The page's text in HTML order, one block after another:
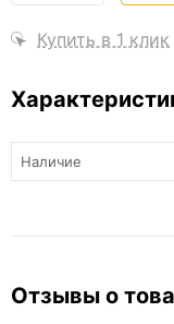
Купить в 1 клик
Наличие
Отзывы о